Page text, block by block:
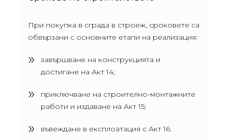
При покупка в сграда в строеж, сроковете са
обвързани с основните етапи на реализация:
завършване на конструкцията и
достигане на Акт 14;
приключване на строително-монтажните
работи и издаване на Акт 15;
въвеждане в експлоатация с Акт 16.